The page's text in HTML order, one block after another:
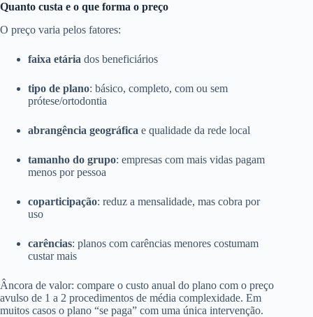
Quanto custa e o que forma o preço
O preço varia pelos fatores:
faixa etária dos beneficiários
tipo de plano: básico, completo, com ou sem
prótese/ortodontia
abrangência geográfica e qualidade da rede local
tamanho do grupo: empresas com mais vidas pagam
menos por pessoa
coparticipação: reduz a mensalidade, mas cobra por
uso
carências: planos com carências menores costumam
custar mais
Âncora de valor: compare o custo anual do plano com o preço
avulso de 1 a 2 procedimentos de média complexidade. Em
muitos casos o plano “se paga” com uma única intervenção.